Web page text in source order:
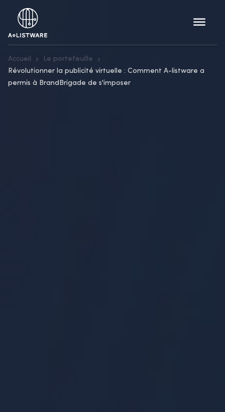
Accueil
Le portefeuille
Révolutionner la publicité virtuelle : Comment A-listware a
permis à BrandBrigade de s'imposer